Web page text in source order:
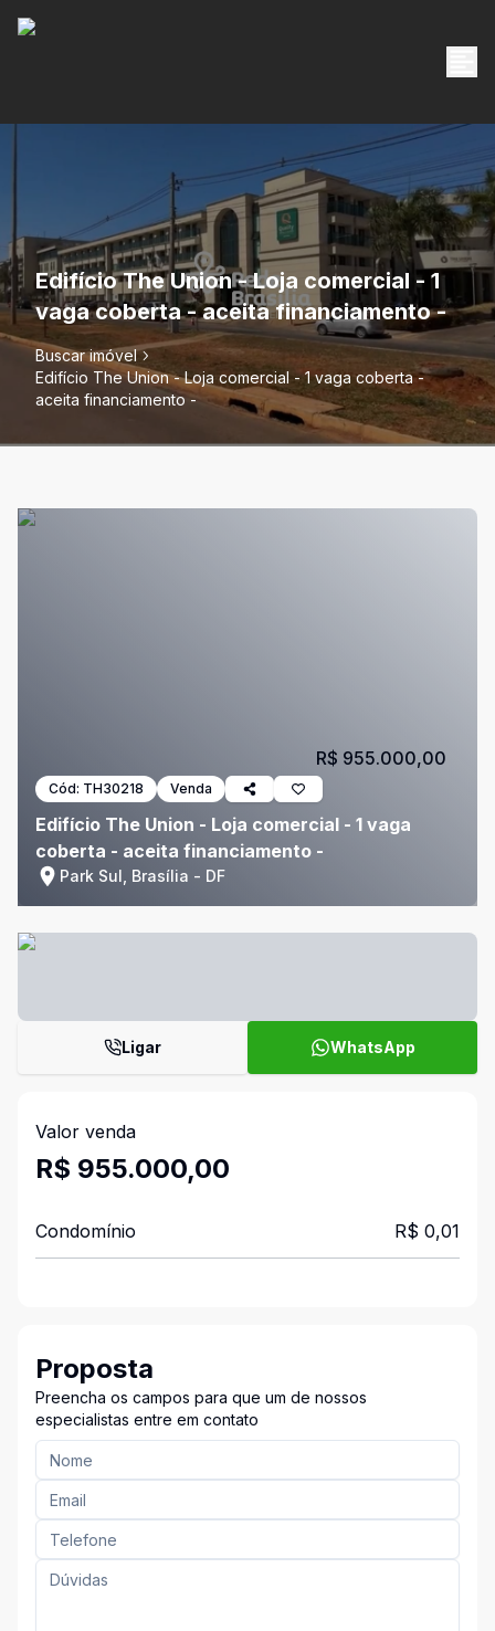
Edifício The Union - Loja comercial - 1
vaga coberta - aceita financiamento -
Buscar imóvel
Edifício The Union - Loja comercial - 1 vaga coberta -
aceita financiamento -
Cód: TH30218 Venda
Edifício The Union - Loja comercial - 1 vaga
coberta - aceita financiamento -
Park Sul, Brasília - DF
R$ 955.000,00
Ligar WhatsApp
Valor venda
R$ 955.000,00
Condomínio R$ 0,01
Proposta
Preencha os campos para que um de nossos
especialistas entre em contato